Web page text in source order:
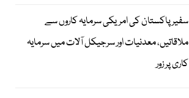
سفیر پاکستان کی امریکی سرمایہ کاروں سے
ملاقاتیں، معدنیات اور سرجیکل آلات میں سرمایہ
کاری پر زور